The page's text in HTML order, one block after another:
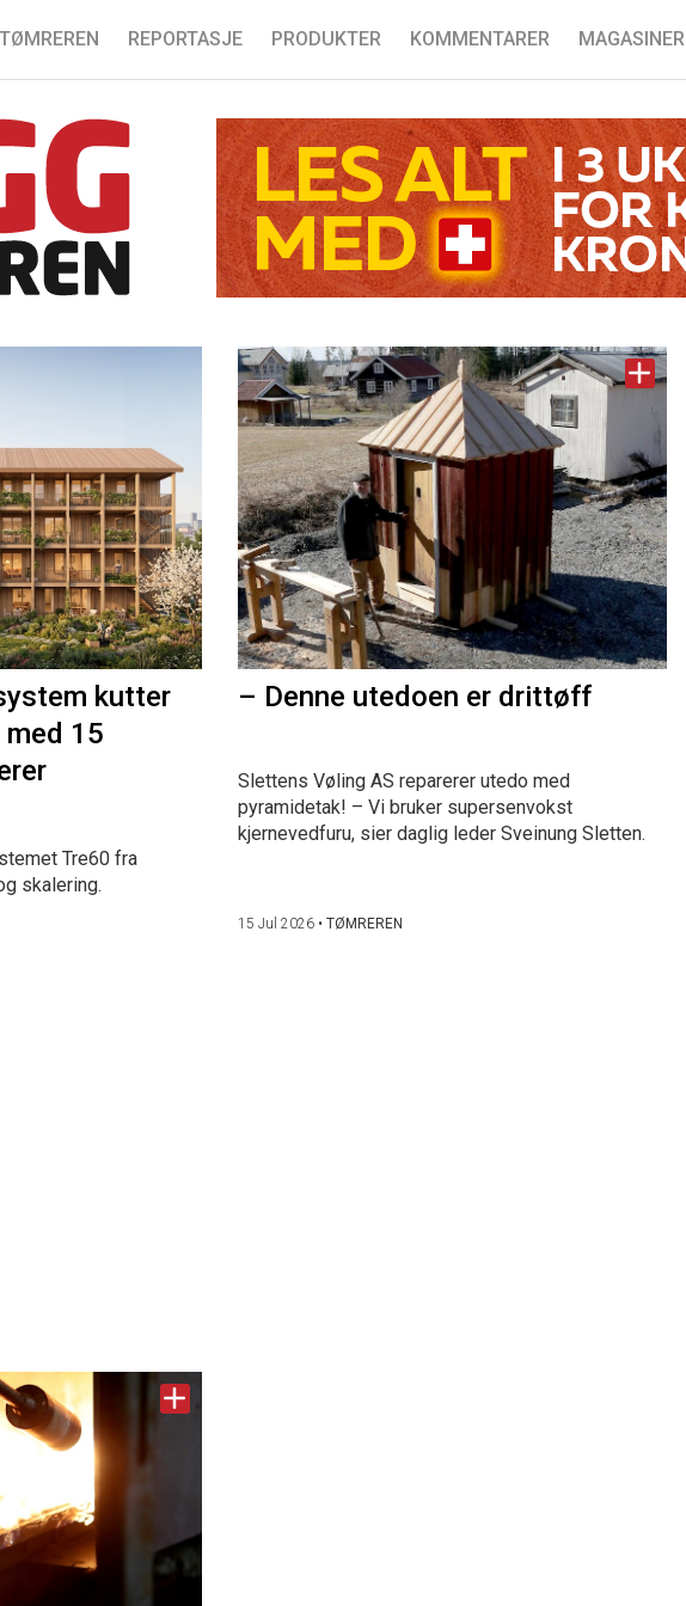
TØMREREN REPORTASJE PRODUKTER KOMMENTARER MAGASINER
kutter
med 15
Tre60 fra
skalering.
– Denne utedoen er drittøff
Slettens Vøling AS reparerer utedo med
pyramidetak! – Vi bruker supersenvokst
kjernevedfuru, sier daglig leder Sveinung Sletten.
15 Jul 2026• TØMREREN